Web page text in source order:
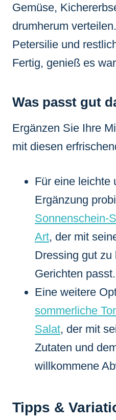
Gemüse,
drumherum
Petersilie und
Fertig, genieß es
Was passt gut
Ergänzen Sie Ihre
mit diesen
Für eine leichte
Ergänzung
Sonnenschein-
Art, der mit
Dressing gut zu
Gerichten passt.
Eine weitere
sommerliche
Salat, der mit
Zutaten und
willkommene
Tipps &